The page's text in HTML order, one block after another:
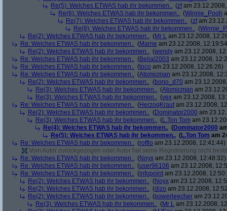
Re(5): Welches ETWAS hab ihr bekommen.. (zfam
Re(6): Welches ETWAS hab ihr bekommen.. (Winnie_Pooh
Re(7): Welches ETWAS hab ihr bekommen.. (zfam
Re(8): Welches ETWAS hab ihr bekommen.. (
Re(2): Welches ETWAS hab ihr bekommen.. (Mr L am 23.12.2008,
Re: Welches ETWAS hab ihr bekommen.. (Marne am 23.12.2008,
Re(2): Welches ETWAS hab ihr bekommen.. (wendy am 23.12.2008,
Re: Welches ETWAS hab ihr bekommen.. (Belial2003 am 23.12.2008,
Re: Welches ETWAS hab ihr bekommen.. (toco am 23.12.2008, 12:26:26)
Re: Welches ETWAS hab ihr bekommen.. (Atomicman am 23.12.2008,
Re(2): Welches ETWAS hab ihr bekommen.. (bono_d70 am
Re(3): Welches ETWAS hab ihr bekommen.. (Atomicman am
Re(3): Welches ETWAS hab ihr bekommen.. (vex am 23.12.2008,
Re: Welches ETWAS hab ihr bekommen.. (HerzogKraut am 23.12.2008,
Re(2): Welches ETWAS hab ihr bekommen.. (Dominator2000 am
Re(3): Welches ETWAS hab ihr bekommen.. (L.Ton Tom am
Re(4): Welches ETWAS hab ihr bekommen.. (Dominator2000
Re(5): Welches ETWAS hab ihr bekommen.. (L.Ton Tom am
Re: Welches ETWAS hab ihr bekommen.. (rofflo am 23.12.2008, 12:41:44)
Vom Autor zurückgezogen oder Autor hat seine Registrierung nicht
Re: Welches ETWAS hab ihr bekommen.. (Noyx am 23.12.2008, 12:48:32)
Re: Welches ETWAS hab ihr bekommen.. (user96106 am 23.12.2008,
Re: Welches ETWAS hab ihr bekommen.. (infopoint am 23.12.2008,
Re(2): Welches ETWAS hab ihr bekommen.. (Noyx am 23.12.2008,
Re(2): Welches ETWAS hab ihr bekommen.. (dizo am 23.12.2008,
Re(2): Welches ETWAS hab ihr bekommen.. (powerleecher am
Re(3): Welches ETWAS hab ihr bekommen.. (Mr L am 23.12.2008,